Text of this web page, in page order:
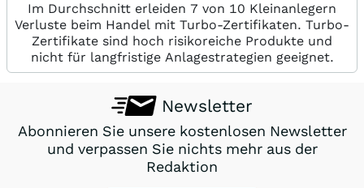
Im Durchschnitt erleiden 7 von 10 Kleinanlegern
Verluste beim Handel mit Turbo-Zertifikaten. Turbo-
Zertifikate sind hoch risikoreiche Produkte und
nicht für langfristige Anlagestrategien geeignet.
Newsletter
Abonnieren Sie unsere kostenlosen Newsletter
und verpassen Sie nichts mehr aus der
Redaktion